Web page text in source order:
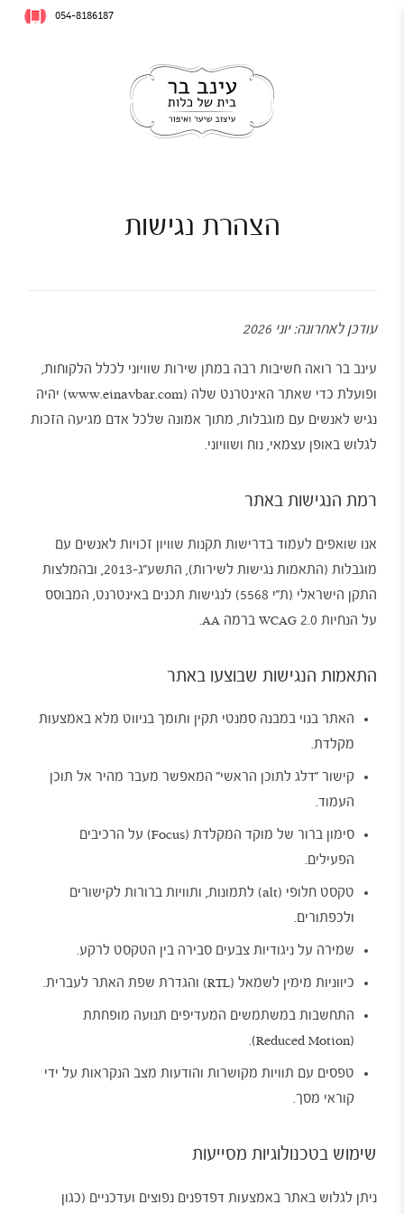
054-8186187
הצהרת נגישות
עודכן לאחרונה: יוני 2026
עינב בר רואה חשיבות רבה במתן שירות שוויוני לכלל הלקוחות,
ופועלת כדי שאתר האינטרנט שלה (www.einavbar.com) יהיה
נגיש לאנשים עם מוגבלות, מתוך אמונה שלכל אדם מגיעה הזכות
לגלוש באופן עצמאי, נוח ושוויוני.
רמת הנגישות באתר
אנו שואפים לעמוד בדרישות תקנות שוויון זכויות לאנשים עם
מוגבלות (התאמות נגישות לשירות), התשע"ג-2013, ובהמלצות
התקן הישראלי (ת"י 5568) לנגישות תכנים באינטרנט, המבוסס
על הנחיות WCAG 2.0 ברמה AA.
התאמות הנגישות שבוצעו באתר
האתר בנוי במבנה סמנטי תקין ותומך בניווט מלא באמצעות
מקלדת.
קישור "דלג לתוכן הראשי" המאפשר מעבר מהיר אל תוכן
העמוד.
סימון ברור של מוקד המקלדת (Focus) על הרכיבים
הפעילים.
טקסט חלופי (alt) לתמונות, ותוויות ברורות לקישורים
ולכפתורים.
שמירה על ניגודיות צבעים סבירה בין הטקסט לרקע.
כיווניות מימין לשמאל (RTL) והגדרת שפת האתר לעברית.
התחשבות במשתמשים המעדיפים תנועה מופחתת
(Reduced Motion).
טפסים עם תוויות מקושרות והודעות מצב הנקראות על ידי
קוראי מסך.
שימוש בטכנולוגיות מסייעות
ניתן לגלוש באתר באמצעות דפדפנים נפוצים ועדכניים (כגון